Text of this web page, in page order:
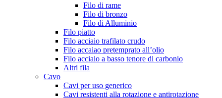
Filo di rame
Filo di bronzo
Filo di Alluminio
Filo piatto
Filo acciaio trafilato crudo
Filo accaiao pretemprato all’olio
Filo acciaio a basso tenore di carbonio
Altri fila
Cavo
Cavi per uso generico
Cavi resistenti alla rotazione e antirotazione